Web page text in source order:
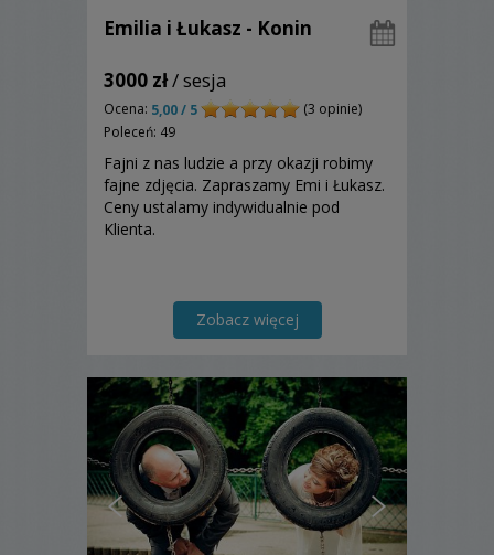
Emilia i Łukasz - Konin
3000 zł/ sesja
Ocena: 5,00 / 5
(3 opinie)
Poleceń: 49
Fajni z nas ludzie a przy okazji robimy
fajne zdjęcia. Zapraszamy Emi i Łukasz.
Ceny ustalamy indywidualnie pod
Klienta.
Zobacz więcej